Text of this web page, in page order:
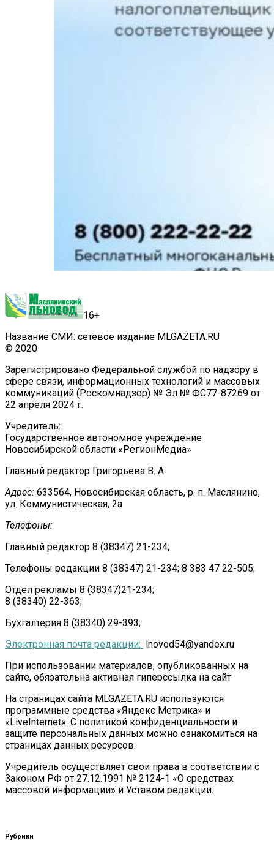
16+
Название СМИ: сетевое издание MLGAZETA.RU
© 2020
Зарегистрировано Федеральной службой по надзору в
сфере связи, информационных технологий и массовых
коммуникаций (Роскомнадзор) № Эл № ФС77-87269 от
22 апреля 2024 г.
Учредитель:
Государственное автономное учреждение
Новосибирской области «РегионМедиа»
Главный редактор Григорьева В. А.
Адрес: 633564, Новосибирская область, р. п. Маслянино,
ул. Коммунистическая, 2а
Телефоны:
Главный редактор 8 (38347) 21-234;
Телефоны редакции 8 (38347) 21-234; 8 383 47 22-505;
Отдел рекламы 8 (38347)21-234;
8 (38340) 22-363;
Бухгалтерия 8 (38340) 29-393;
Электронная почта редакции: lnovod54@yandex.ru
При использовании материалов, опубликованных на
сайте, обязательна активная гиперссылка на сайт
На страницах сайта MLGAZETA.RU используются
программные средства «Яндекс Метрика» и
«LiveInternet». С политикой конфиденциальности и
защите персональных данных можно ознакомиться на
страницах данных ресурсов.
Учредитель осуществляет свои права в соответствии с
Законом РФ от 27.12.1991 № 2124-1 «О средствах
массовой информации» и Уставом редакции.
Рубрики